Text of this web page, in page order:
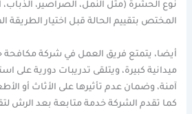
نوع الحشرة (مثل النمل، الصراصير، الذباب،
المختص بتقييم الحالة قبل اختيار الطريقة
أيضا، يتمتع فريق العمل في شركة مكافحة
ميدانية كبيرة، ويتلقى تدريبات دورية على
آمنة، وضمان عدم تأثيرها على الأثاث أو
كما تقدم الشركة خدمة متابعة بعد الرش